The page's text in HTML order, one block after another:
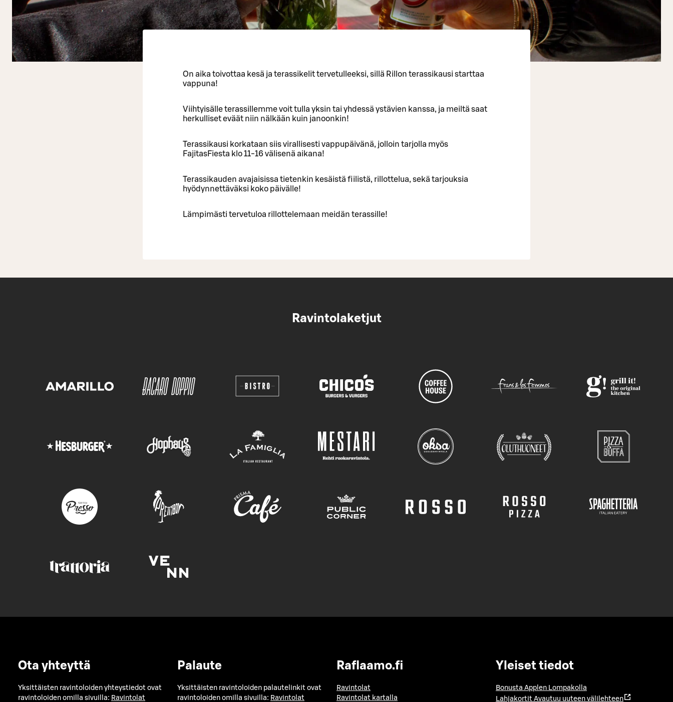
On aika toivottaa kesä ja terassikelit tervetulleeksi, sillä Rillon terassikausi starttaa
vappuna!
Viihtyisälle terassillemme voit tulla yksin tai yhdessä ystävien kanssa, ja meiltä saat
herkulliset eväät niin nälkään kuin janoonkin!
Terassikausi korkataan siis virallisesti vappupäivänä, jolloin tarjolla myös
FajitasFiesta klo 11-16 välisenä aikana!
Terassikauden avajaisissa tietenkin kesäistä fiilistä, rillottelua, sekä tarjouksia
hyödynnettäväksi koko päivälle!
Lämpimästi tervetuloa rillottelemaan meidän terassille!
Ravintolaketjut
Ota yhteyttä
Yksittäisten ravintoloiden yhteystiedot ovat
ravintoloiden omilla sivuilla: Ravintolat
Palaute
Yksittäisten ravintoloiden palautelinkit ovat
ravintoloiden omilla sivuilla: Ravintolat
Raflaamo.fi
Ravintolat
Ravintolat kartalla
Yleiset tiedot
Bonusta Applen Lompakolla
Lahjakortit Avautuu uuteen välilehteen